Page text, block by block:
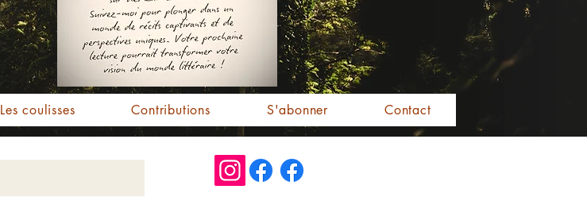
Les coulisses Contributions S'abonner Contact